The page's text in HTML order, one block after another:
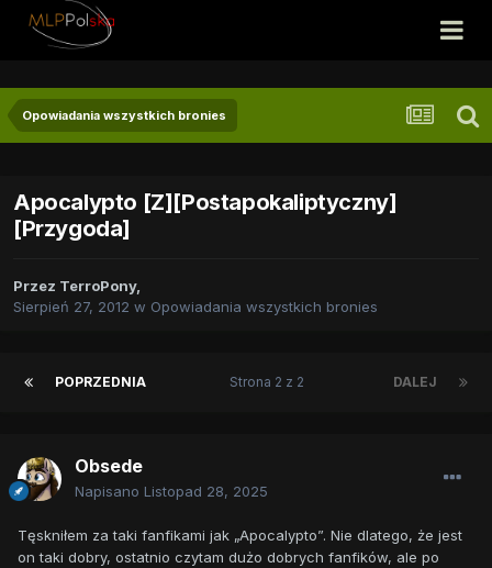
Opowiadania wszystkich bronies
Apocalypto [Z][Postapokaliptyczny]
[Przygoda]
Przez TerroPony,
Sierpień 27, 2012 w Opowiadania wszystkich bronies
POPRZEDNIA DALEJ
Strona 2 z 2
Obsede
Napisano Listopad 28, 2025
Tęskniłem za taki fanfikami jak „Apocalypto”. Nie dlatego, że jest
on taki dobry, ostatnio czytam dużo dobrych fanfików, ale po